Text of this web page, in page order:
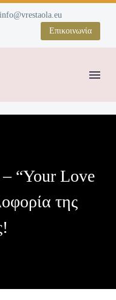
info@vrestaola.eu
Επικοινωνία
“Your Love
της